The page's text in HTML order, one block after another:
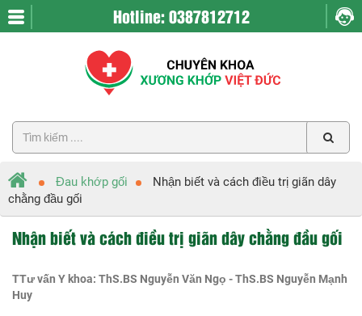
Hotline: 0387812712
Đau khớp gối
Nhận biết và cách điều trị giãn dây
chằng đầu gối
Nhận biết và cách điều trị giãn dây chằng đầu gối
TTư vấn Y khoa: ThS.BS Nguyễn Văn Ngọ - ThS.BS Nguyễn Mạnh
Huy